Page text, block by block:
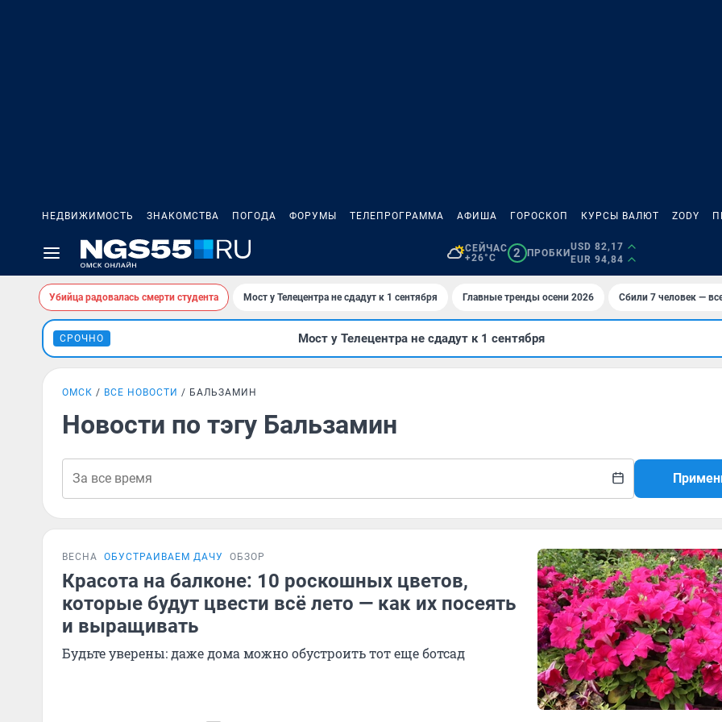
НЕДВИЖИМОСТЬ ЗНАКОМСТВА ПОГОДА ФОРУМЫ ТЕЛЕПРОГРАММА АФИША ГОРОСКОП КУРСЫ ВАЛЮТ ZODY
СЕЙЧАС
+26°C
2 ПРОБКИ
USD 82,17
EUR 94,84
Убийца радовалась смерти студента Мост у Телецентра не сдадут к 1 сентября Главные тренды осени 2026 Сбили 7 человек —
СРОЧНО Мост у Телецентра не сдадут к 1 сентября
ОМСК ВСЕ НОВОСТИ БАЛЬЗАМИН
Новости по тэгу Бальзамин
ВЕСНА ОБУСТРАИВАЕМ ДАЧУ ОБЗОР
Красота на балконе: 10 роскошных цветов,
которые будут цвести всё лето — как их посеять
и выращивать
Будьте уверены: даже дома можно обустроить тот еще ботсад